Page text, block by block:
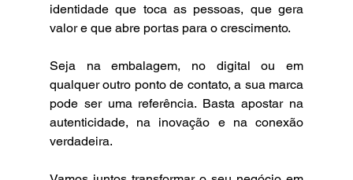
identidade que toca as pessoas, que gera
valor e que abre portas para o crescimento.
Seja na embalagem, no digital ou em
qualquer outro ponto de contato, a sua marca
pode ser uma referência. Basta apostar na
autenticidade, na inovação e na conexão
verdadeira.